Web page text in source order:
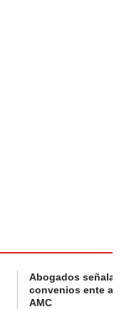
Abogados
convenios ente
AMC